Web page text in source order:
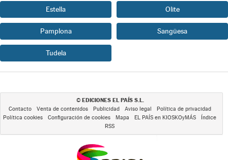
Estella Olite
Pamplona Sangüesa
Tudela
© EDICIONES EL PAÍS S.L.
Contacto Venta de contenidos Publicidad Aviso legal
Política de privacidad
Política cookies
Configuración de cookies Mapa EL PAÍS en KIOSKOyMÁS
Índice
RSS